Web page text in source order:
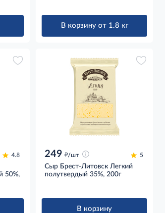
В корзину от 1.8 кг
4.8
50%,
249 д/шт 5
Сыр Брест-Литовск Легкий
полутвердый 35%, 200г
В корзину